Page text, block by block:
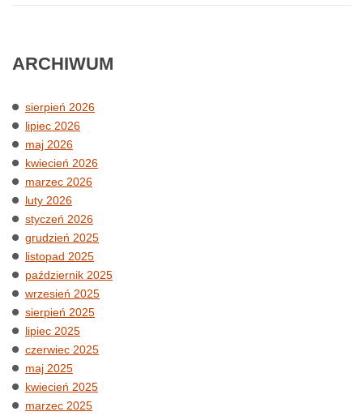
ARCHIWUM
sierpień 2026
lipiec 2026
maj 2026
kwiecień 2026
marzec 2026
luty 2026
styczeń 2026
grudzień 2025
listopad 2025
październik 2025
wrzesień 2025
sierpień 2025
lipiec 2025
czerwiec 2025
maj 2025
kwiecień 2025
marzec 2025